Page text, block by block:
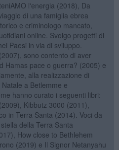
l'energia (2018), Da
di una famiglia ebrea
e criminologo mancato,
online. Svolgo progetti di
Paesi in via di sviluppo.
sono contento di aver
Hamas pace o guerra? (2005) e
alla realizzazione di
a Betlemme e
hanno curato i seguenti libri:
Kibbutz 3000 (2011),
in Terra Santa (2014). Voci da
della Terra Santa
How close to Bethlehem
(2019) e Il Signor Netanyahu